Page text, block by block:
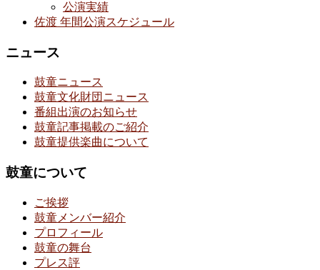
公演実績
佐渡 年間公演スケジュール
ニュース
鼓童ニュース
鼓童文化財団ニュース
番組出演のお知らせ
鼓童記事掲載のご紹介
鼓童提供楽曲について
鼓童について
ご挨拶
鼓童メンバー紹介
プロフィール
鼓童の舞台
プレス評